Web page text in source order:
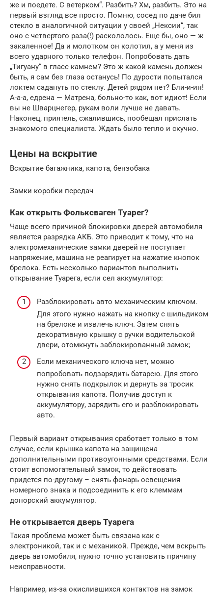
же и поедете. С ветерком“. Разбить? Хм, разбить. Это на
первый взгляд все просто. Помню, сосед по даче бил
стекло в аналогичной ситуации у своей „Нексии“, так
оно с четвертого раза(!) раскололось. Еще бы, оно — ж
закаленное! Да и молотком он колотил, а у меня из
всего ударного только телефон. Попробовать дать
„Тигуану“ в гласс камнем? Это ж какой камень должен
быть, я сам без глаза останусь! По дурости попытался
локтем садануть по стеклу. Детей рядом нет? Бли-и-ин!
А-а-а, едрена — Матрена, больно-то как, вот идиот! Если
вы не Шварцнегер, рукам воли лучше не давать.
Наконец, приятель, сжалившись, пообещал прислать
знакомого специалиста. Ждать было тепло и скучно.
Цены на вскрытие
Вскрытие багажника, капота, бензобака
Замки коробки передач
Как открыть Фольксваген Туарег?
Чаще всего причиной блокировки дверей автомобиля
является разрядка АКБ. Это приводит к тому, что на
электромеханические замки дверей не поступает
напряжение, машина не реагирует на нажатие кнопок
брелока. Есть несколько вариантов выполнить
открывание Туарега, если сел аккумулятор:
Разблокировать авто механическим ключом.
Для этого нужно нажать на кнопку с шильдиком
на брелоке и извлечь ключ. Затем снять
декоративную крышку с ручки водительской
двери, отомкнуть заблокированный замок;
Если механического ключа нет, можно
попробовать подзарядить батарею. Для этого
нужно снять подкрылок и дернуть за тросик
открывания капота. Получив доступ к
аккумулятору, зарядить его и разблокировать
авто.
Первый вариант открывания сработает только в том
случае, если крышка капота на защищена
дополнительными противоугонными средствами. Если
стоит вспомогательный замок, то действовать
придется по-другому – снять фонарь освещения
номерного знака и подсоединить к его клеммам
донорский аккумулятор.
Не открывается дверь Туарега
Такая проблема может быть связана как с
электроникой, так и с механикой. Прежде, чем вскрыть
дверь автомобиля, нужно точно установить причину
неисправности.
Например, из-за окислившихся контактов на замок